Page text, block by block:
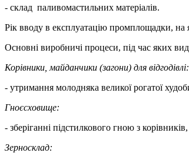
- склад паливомастильних матеріалів.
Рік вводу в експлуатацію промплощадки, на
Основні виробничі процеси, під час яких
Корівники майданчики (загони) для відгодівлі:
- утримання молодняка великої рогатої
Гноєсховище:
- зберіганні підстилкового гною з
Зерносклад: